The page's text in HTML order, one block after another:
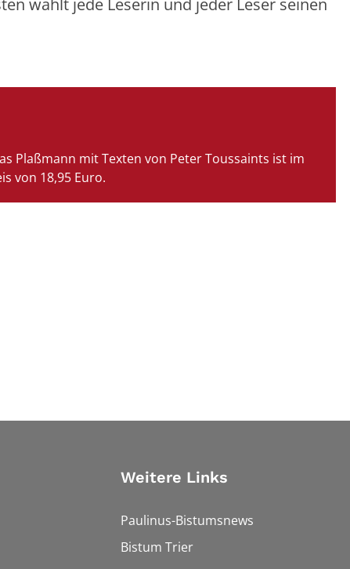
wählt jede Leserin und jeder Leser seinen
Plaßmann mit Texten von Peter Toussaints ist im
von 18,95 Euro.
Weitere Links
Paulinus-Bistumsnews
Bistum Trier